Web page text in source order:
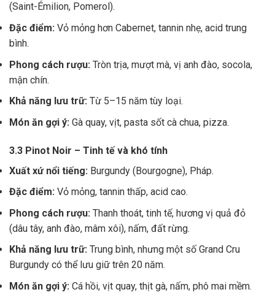
(Saint-Émilion, Pomerol).
Đặc điểm: Vỏ mỏng hơn Cabernet, tannin nhẹ, acid trung
bình.
Phong cách rượu: Tròn trịa, mượt mà, vị anh đào, socola,
mận chín.
Khả năng lưu trữ: Từ 5–15 năm tùy loại.
Món ăn gợi ý: Gà quay, vịt, pasta sốt cà chua, pizza.
3.3 Pinot Noir – Tinh tế và khó tính
Xuất xứ nổi tiếng: Burgundy (Bourgogne), Pháp.
Đặc điểm: Vỏ mỏng, tannin thấp, acid cao.
Phong cách rượu: Thanh thoát, tinh tế, hương vị quả đỏ
(dâu tây, anh đào, mâm xôi), nấm, đất rừng.
Khả năng lưu trữ: Trung bình, nhưng một số Grand Cru
Burgundy có thể lưu giữ trên 20 năm.
Món ăn gợi ý: Cá hồi, vịt quay, thịt gà, nấm, phô mai mềm.